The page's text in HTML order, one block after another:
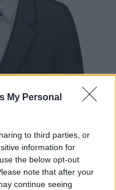
My Personal
to third parties, or
information for
the below opt-out
note that after your
continue seeing
se líbí